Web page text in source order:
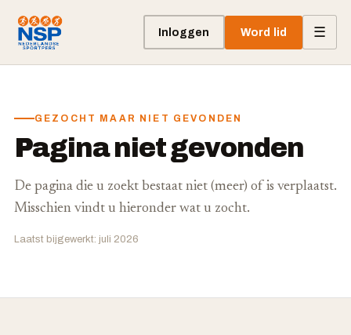
Inloggen Word lid ☰
GEZOCHT MAAR NIET GEVONDEN
Pagina niet gevonden
De pagina die u zoekt bestaat niet (meer) of is verplaatst.
Misschien vindt u hieronder wat u zocht.
Laatst bijgewerkt: juli 2026